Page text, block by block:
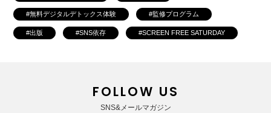
無料デジタルデトックス体験 監修プログラム
出版 SNS依存 SCREEN FREE SATURDAY
FOLLOW US
SNS&メールマガジン